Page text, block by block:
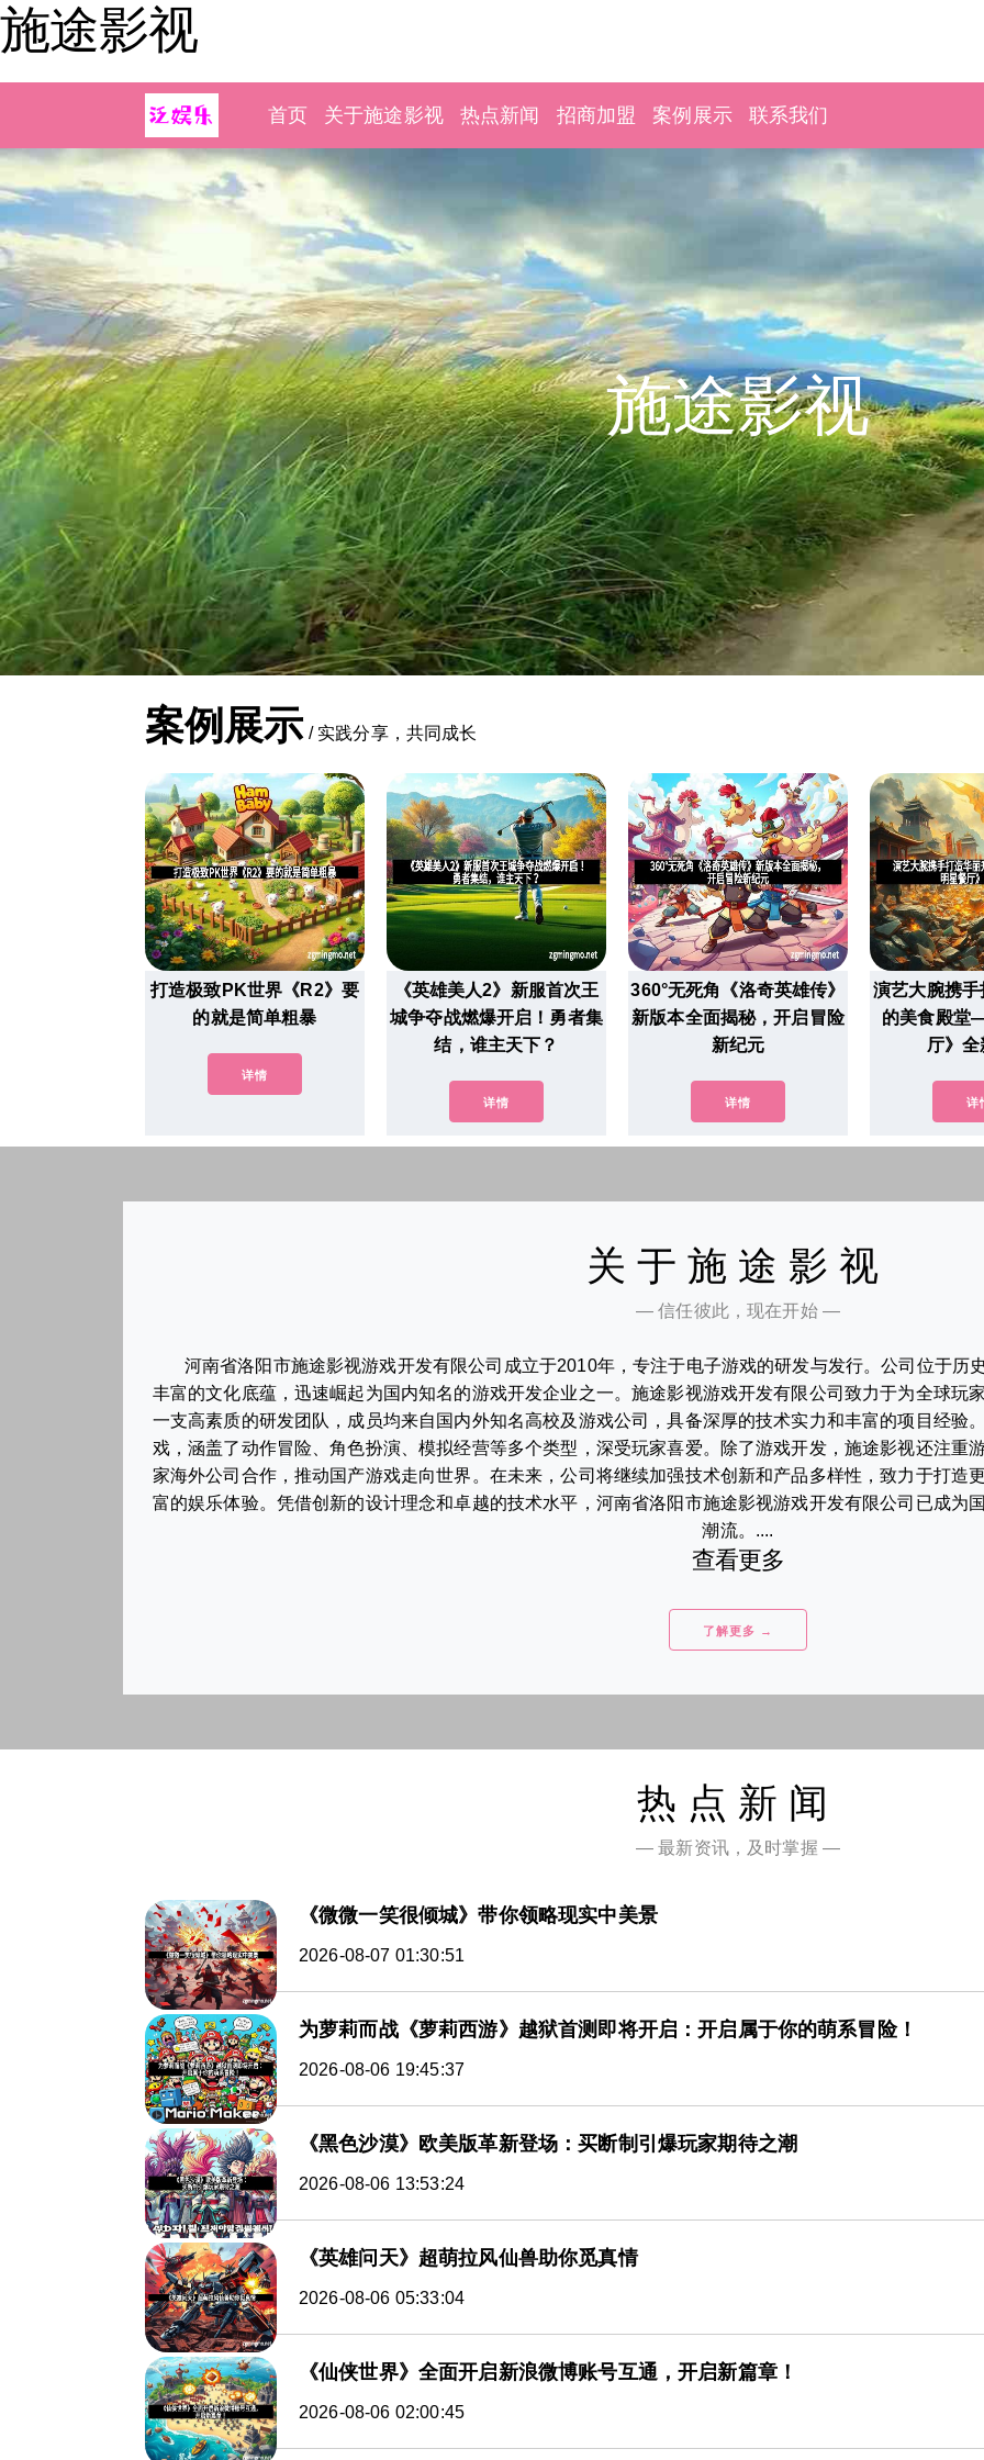
施途影视
首页 关于施途影视 热点新闻 招商加盟 案例展示 联系我们
施途影视
案例展示 / 实践分享，共同成长
打造极致PK世界《R2》要
的就是简单粗暴
详情
《英雄美人2》新服首次王
城争夺战燃爆开启！勇者集
结，谁主天下？
详情
360°无死角《洛奇英雄传》
新版本全面揭秘，开启冒险
新纪元
详情
演艺大腕携
的美食殿
厅》
详
关于施途影视
— 信任彼此，现在开始 —
河南省洛阳市施途影视游戏开发有限公司成立于2010年，专注于电子游戏的研发与发行。公司位于历
丰富的文化底蕴，迅速崛起为国内知名的游戏开发企业之一。施途影视游戏开发有限公司致力于为全球玩
一支高素质的研发团队，成员均来自国内外知名高校及游戏公司，具备深厚的技术实力和丰富的项目经验
戏，涵盖了动作冒险、角色扮演、模拟经营等多个类型，深受玩家喜爱。除了游戏开发，施途影视还注重
家海外公司合作，推动国产游戏走向世界。在未来，公司将继续加强技术创新和产品多样性，致力于打造
富的娱乐体验。凭借创新的设计理念和卓越的技术水平，河南省洛阳市施途影视游戏开发有限公司已成为
潮流。....
查看更多
了解更多 →
热点新闻
— 最新资讯，及时掌握 —
《微微一笑很倾城》带你领略现实中美景
2026-08-07 01:30:51
为萝莉而战《萝莉西游》越狱首测即将开启：开启属于你的萌系冒险！
2026-08-06 19:45:37
《黑色沙漠》欧美版革新登场：买断制引爆玩家期待之潮
2026-08-06 13:53:24
《英雄问天》超萌拉风仙兽助你觅真情
2026-08-06 05:33:04
《仙侠世界》全面开启新浪微博账号互通，开启新篇章！
2026-08-06 02:00:45